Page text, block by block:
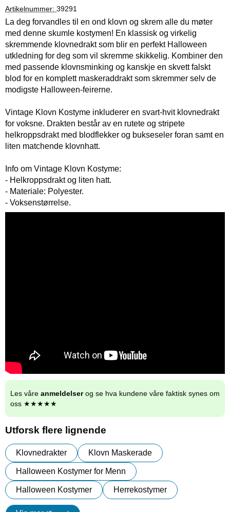
Artikelnummer: 39291
La deg forvandles til en ond klovn og skrem alle du møter
med denne skumle kostymen! En klassisk og virkelig
skremmende klovnedrakt som blir en perfekt Halloween
utkledning for deg som vil skremme skikkelig. Kombiner den
med passende klovnsminking og kanskje en skvett falskt
blod for en komplett maskeraddrakt som skremmer selv de
modigste Halloween-feirerne.
Vintage Klovn Kostyme inkluderer en svart-hvit klovnedrakt
for voksne. Drakten består av en rutete og stripete
helkroppsdrakt med blodflekker og bukseseler foran samt en
liten matchende klovnhatt.
Info om Vintage Klovn Kostyme:
- Helkroppsdrakt og liten hatt.
- Materiale: Polyester.
- Voksenstørrelse.
Les våre anmeldelserog se hva kundene våre faktisk synes om
oss ★★★★★
Utforsk flere lignende
Klovnedrakter Klovn Maskerade
Halloween Kostymer for Menn
Halloween Kostymer Herrekostymer